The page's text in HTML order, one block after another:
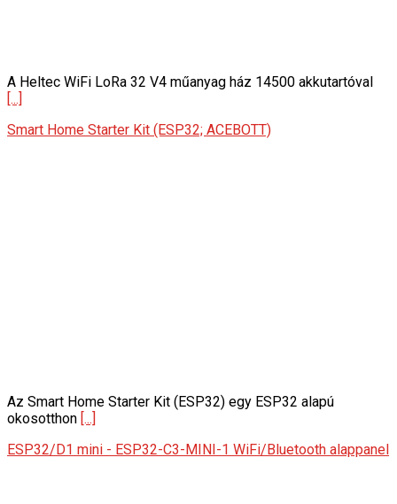
A Heltec WiFi LoRa 32 V4 műanyag ház 14500 akkutartóval
[...]
Smart Home Starter Kit (ESP32; ACEBOTT)
Az Smart Home Starter Kit (ESP32) egy ESP32 alapú
okosotthon [...]
ESP32/D1 mini - ESP32-C3-MINI-1 WiFi/Bluetooth alappanel